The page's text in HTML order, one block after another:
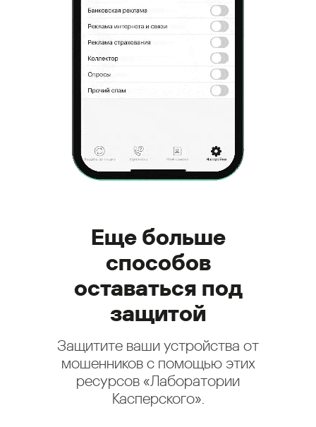
Еще больше
способов
оставаться под
защитой
Защитите ваши устройства от
мошенников с помощью этих
ресурсов «Лаборатории
Касперского».